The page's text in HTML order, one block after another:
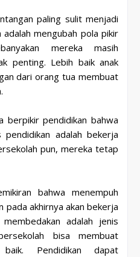
paling sulit menjadi
mengubah pola pikir
mereka masih
penting. Lebih baik anak
dari orang tua membuat
berpikir pendidikan bahwa
adalah bekerja
pun, mereka tetap
bahwa menempuh
pada akhirnya akan bekerja
adalah jenis
bisa membuat
Pendidikan dapat